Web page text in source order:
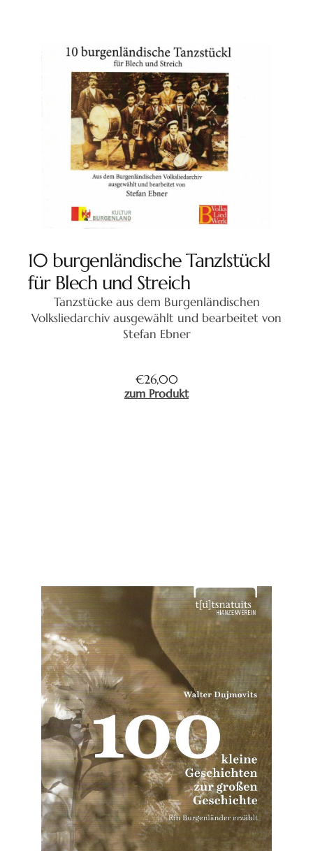
10 burgenländische Tanzlstückl
für Blech und Streich
Tanzstücke aus dem Burgenländischen
Volksliedarchiv ausgewählt und bearbeitet von
Stefan Ebner
€26,00
zum Produkt